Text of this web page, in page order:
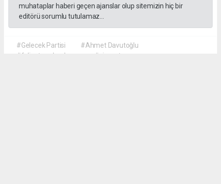
muhataplar haberi geçen ajanslar olup sitemizin hiç bir
editörü sorumlu tutulamaz...
#Gelecek Partisi
#Ahmet Davutoğlu
#faliyet sonlandırma
#siyaset